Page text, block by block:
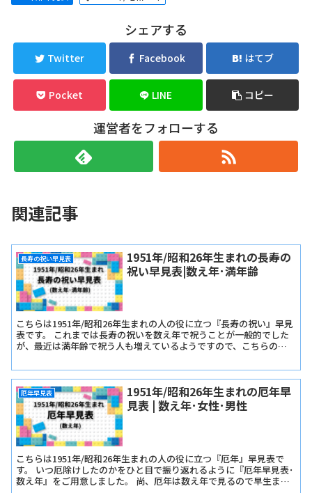
シェアする
Twitter Facebook はてブ
Pocket LINE コピー
運営者をフォローする
関連記事
長寿の祝い早見表
1951年/昭和26年生まれの長寿の
祝い早見表|数え年･満年齢
こちらは1951年/昭和26年生まれの人の役に立つ『長寿の祝い』早見
表です。 これまでは長寿の祝いを数え年で祝うことが一般的でした
が、最近は満年齢で祝う人も増えているようですので、こちらの早
年齢版』をご用意しました。
厄年早見表
1951年/昭和26年生まれの厄年早
見表 | 数え年･女性･男性
こちらは1951年/昭和26年生まれの人の役に立つ『厄年』早見表で
す。 いつ厄除けしたのかをひと目で振り返れるように『厄年早見表･
数え年』をご用意しました。 尚、厄年は数え年で見るので早生まれ